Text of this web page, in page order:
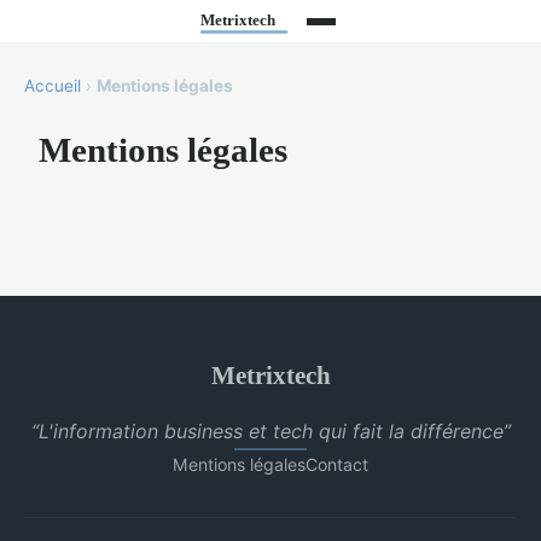
Accueil › Mentions légales
Mentions légales
Metrixtech
“L'information business et tech qui fait la différence”
Mentions légalesContact